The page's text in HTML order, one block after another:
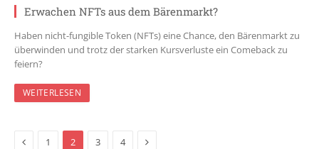
Erwachen NFTs aus dem Bärenmarkt?
Haben nicht-fungible Token (NFTs) eine Chance, den Bärenmarkt zu
überwinden und trotz der starken Kursverluste ein Comeback zu
feiern?
WEITERLESEN
Previous
1 2 3 4 Next